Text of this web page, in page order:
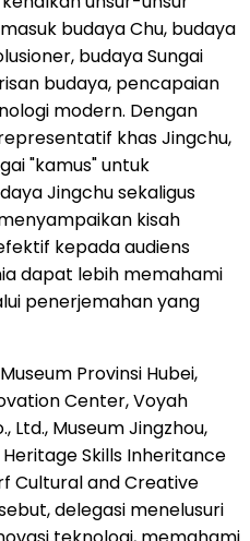
budaya Chu, budaya
budaya Sungai
budaya, pencapaian
modern. Dengan
khas Jingchu,
"kamus" untuk
Jingchu sekaligus
kisah
kepada audiens
dapat lebih memahami
penerjemahan yang
Provinsi Hubei,
Center, Voyah
Ltd., Museum Jingzhou,
Skills Inheritance
Cultural and Creative
delegasi menelusuri